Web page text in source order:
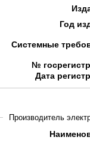
Год
Системные
№
Дата
Производитель